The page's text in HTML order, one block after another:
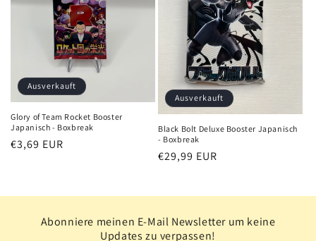
Ausverkauft
Glory of Team Rocket Booster
Japanisch - Boxbreak
Normaler
€3,69 EUR
Ausverkauft
Black Bolt Deluxe Booster Japanisch
- Boxbreak
Normaler
€29,99 EUR
Abonniere meinen E-Mail Newsletter um keine
Updates zu verpassen!